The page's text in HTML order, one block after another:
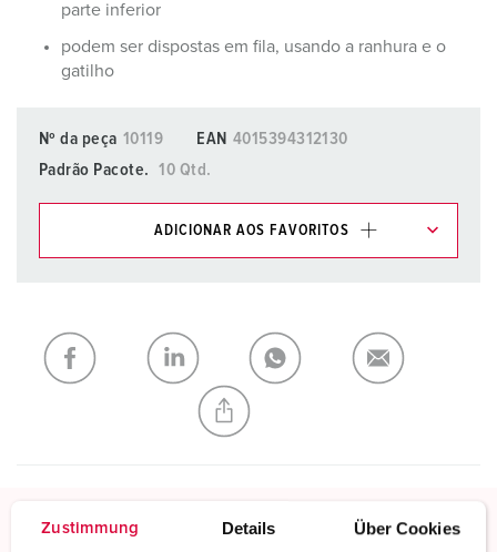
Zustimmung Details Über Cookies
parte inferior
podem ser dispostas em fila, usando a ranhura e o
gatilho
Nº da peça 10119 EAN 4015394312130
Padrão Pacote.
10 Qtd.
ADICIONAR AOS FAVORITOS
Minha lista (0) ADICIONAR
CRIAR UMA NOVA LISTA